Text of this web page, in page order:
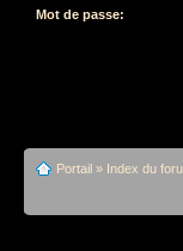
Mot de passe:
Portail » Index du